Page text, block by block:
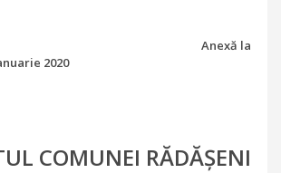
la
2020
COMUNEI RĂDĂȘENI